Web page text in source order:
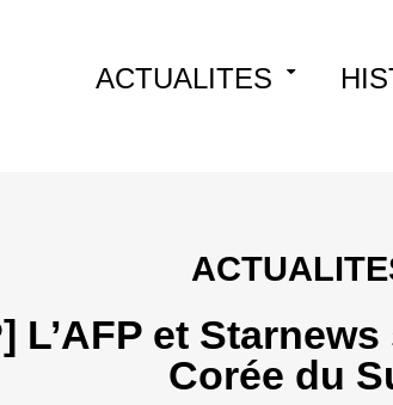
Skip
ACTUALITES
L’AFP et
Corée du